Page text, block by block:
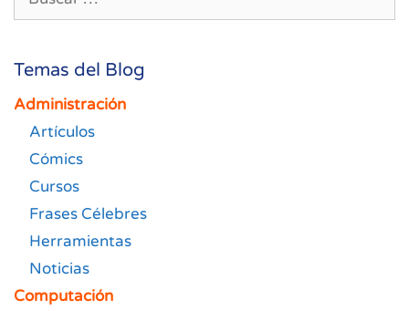
Temas del Blog
Administración
Artículos
Cómics
Cursos
Frases Célebres
Herramientas
Noticias
Computación